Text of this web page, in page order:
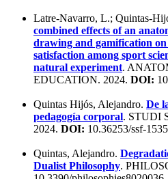
Latre-Navarro, L.; Quintas-
combined effects of an
drawing and gamification on
satisfaction among sport
natural experiment.
EDUCATION. 2024. DOI:
Quintas Hijós, Alejandro. De
pedagogía corporal. STUDI
2024. DOI: 10.36253/ssf-
Quintas, Alejandro.
Dualist Philosophy.